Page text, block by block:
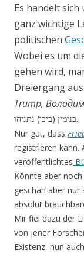
Es handelt sich
ganz wichtige
politischen
Wobei es um
gehen wird,
Dreiergang
Trump,
בנימין (ביבי) נתניהו
..
Nur gut, dass
registrieren kann.
veröffentlichtes
Könnte aber
geschah aber nur
absolut
Mir fiel dazu der
von jener
Existenz, nun